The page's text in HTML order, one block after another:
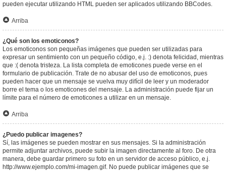
pueden ejecutar utilizando HTML pueden ser aplicados utilizando BBCodes.
Arriba
¿Qué son los emoticonos?
Los emoticonos son pequeñas imágenes que pueden ser utilizadas para
expresar un sentimiento con un pequeño código, e.j. :) denota felicidad, mientras
que :( denota tristeza. La lista completa de emoticones puede verse en el
formulario de publicación. Trate de no abusar del uso de emoticonos, pues
pueden hacer que un mensaje se vuelva muy difícil de leer y un moderador
borre el tema o los emoticones del mensaje. La administración puede fijar un
límite para el número de emoticones a utilizar en un mensaje.
Arriba
¿Puedo publicar imagenes?
Sí, las imágenes se pueden mostrar en sus mensajes. Si la administración
permite adjuntar archivos, puede subir la imagen directamente al foro. De otra
manera, debe guardar primero su foto en un servidor de acceso público, e.j.
http://www.ejemplo.com/mi-imagen.gif. No puede publicar imágenes que se